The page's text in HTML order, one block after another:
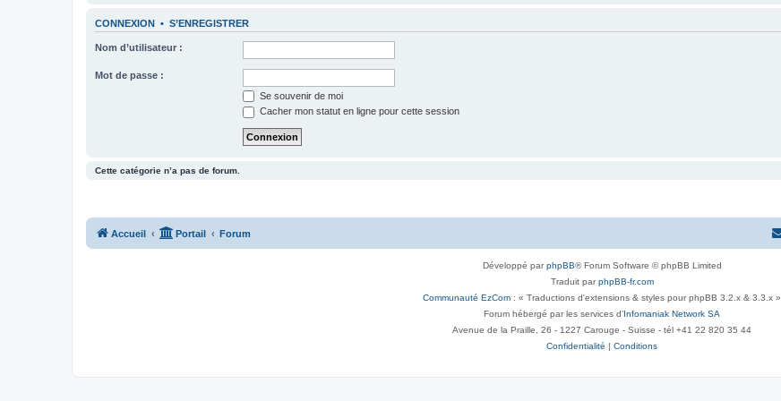
CONNEXION • S’ENREGISTRER
Nom d’utilisateur :
Mot de passe :
Se souvenir de moi
Cacher mon statut en ligne pour cette session
Cette catégorie n’a pas de forum.
Accueil Portail Forum
Développé parphpBB® Forum Software © phpBB Limited
Traduit parphpBB-fr.com
Communauté EzCom : « Traductions d'extensions & styles pour phpBB 3.2.x & 3.3.x »
Forum hébergé par les services d’Infomaniak Network SA
Avenue de la Praille, 26 - 1227 Carouge - Suisse - tél +41 22 820 35 44
Confidentialité | Conditions